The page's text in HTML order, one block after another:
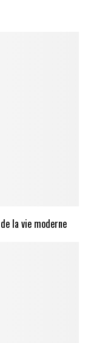
la vie moderne